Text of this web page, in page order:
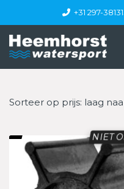
+31 297-
Sorteer op prijs: laag
NIET